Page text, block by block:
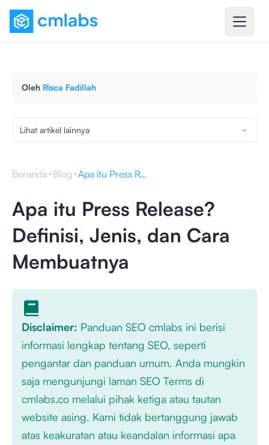
Oleh Risca Fadillah
Lihat artikel lainnya
Beranda Blog Apa itu Press Release? Definisi, Jenis, dan Cara Membuatnya
Apa itu Press Release?
Definisi, Jenis, dan Cara
Membuatnya
Disclaimer: Panduan SEO cmlabs ini berisi
informasi lengkap tentang SEO, seperti
pengantar dan panduan umum. Anda mungkin
saja mengunjungi laman SEO Terms di
cmlabs.co melalui pihak ketiga atau tautan
website asing. Kami tidak bertanggung jawab
atas keakuratan atau keandalan informasi apa